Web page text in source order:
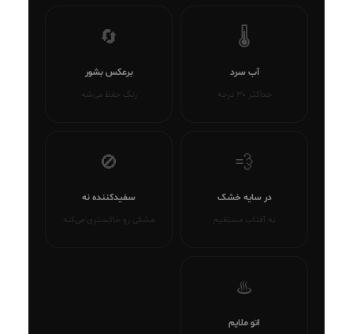
🌡️
آب سرد
حداکثر ۳۰ درجه
🔄
برعکس بشور
رنگ حفظ می‌شه
💨
در سایه خشک
نه آفتاب مستقیم
🚫
سفیدکننده نه
مشکی رو خاکستری می‌کنه
♨️
اتو ملایم